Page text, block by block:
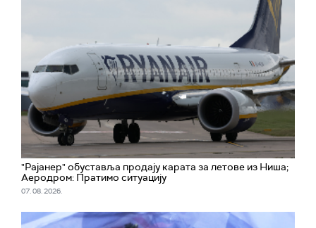
"Рајанер" обуставља продају карата за летове из Ниша;
Аеродром: Пратимо ситуацију
07. 08. 2026.